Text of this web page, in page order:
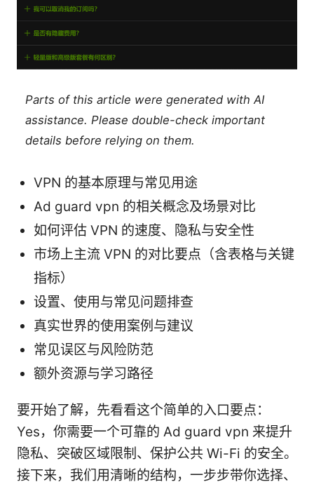
Parts of this article were generated with AI
assistance. Please double-check important
details before relying on them.
VPN 的基本原理与常见用途
Ad guard vpn 的相关概念及场景对比
如何评估 VPN 的速度、隐私与安全性
市场上主流 VPN 的对比要点（含表格与关键
指标）
设置、使用与常见问题排查
真实世界的使用案例与建议
常见误区与风险防范
额外资源与学习路径
要开始了解，先看看这个简单的入口要点：
Yes，你需要一个可靠的 Ad guard vpn 来提升
隐私、突破区域限制、保护公共 Wi-Fi 的安全。
接下来，我们用清晰的结构，一步步带你选择、